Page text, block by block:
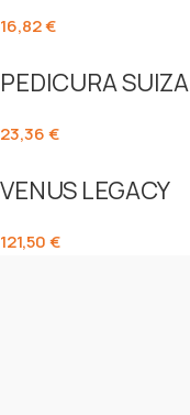
16,82€
PEDICURA SUIZA
23,36€
VENUS LEGACY
121,50€